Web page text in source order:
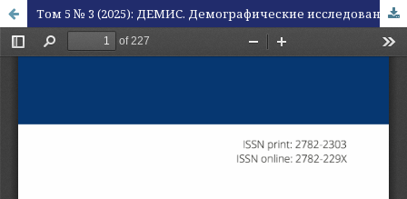
Том 5 № 3 (2025): ДЕМИС. Демографические исследования